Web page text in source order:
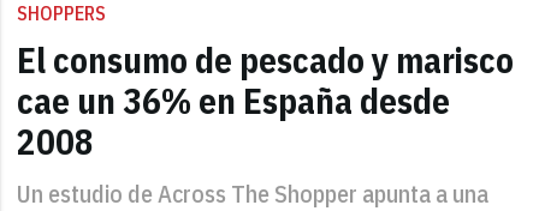
SHOPPERS
El consumo de pescado y marisco
cae un 36% en España desde
2008
Un estudio de Across The Shopper apunta a una